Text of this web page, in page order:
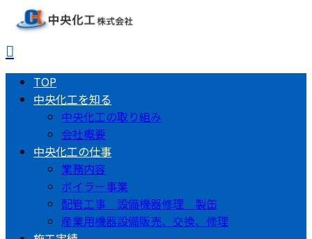
TOP
中央化工を知る
中央化工の取り組み
会社概要
中央化工の仕事
業務内容
ボイラー事業
配管工事 設備機器修理 製缶
産業用機器設備販売、交換、修理